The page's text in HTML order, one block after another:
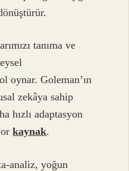
tanıma ve
oynar. Goleman’ın
zekâya sahip
hızlı adaptasyon
kaynak.
analiz, yoğun